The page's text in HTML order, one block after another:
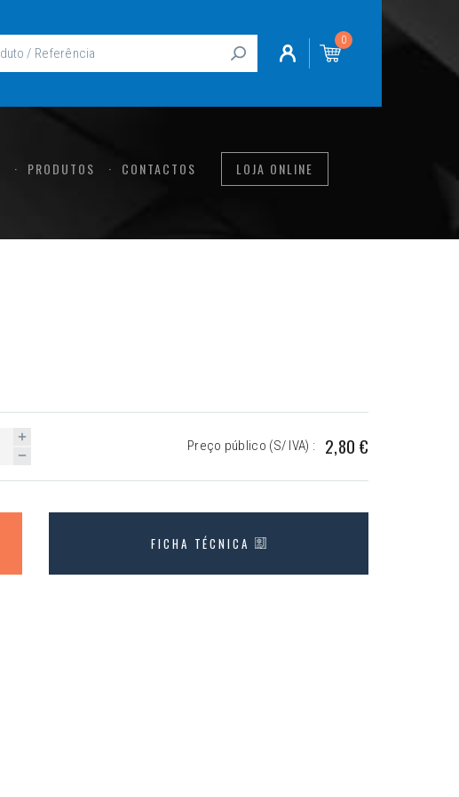
0
PRODUTOS CONTACTOS LOJA ONLINE
Preço público (S/ IVA) : 2,80 €
FICHA TÉCNICA